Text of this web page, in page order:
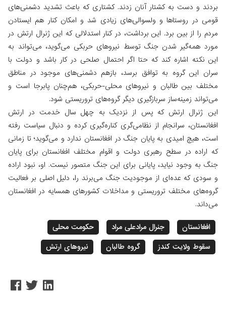
بردند و دست به کشتار آنان زدند. کشتاری که باعث تشدید دشمنی‌های
قومی در روستاها و ولسوالی‌های زیادی شد و امکان کنار هم ایستادن
مردم را از بین برد. این برداشت، در کنار استدلالی که این ژنرال ارتش در
مورد همه‌گیر شدن جنگ توسط نیروهای حربکی می‌گوید، می‌تواند به
این نکته اشاره کند که حتا اگر احتمال صلحی در کار باشد و دولت با
سران این گروه به توافق برسد، بازهم دشمنی‌های موجود در مناطق
مختلف بین طالبان و نیروهای محلی-حربکی، هم‌چنان پابرجا است و
می‌تواند زمینه‌ساز سربازگیری دیگر گروه‌های تروریستی شود.
این ژنرال ارتش که پس از نزدیک به چهل سال خدمت در ارتش
افغانستان، سرانجام از نظامی‌گری کناره‌گیری کرده و دنبال سیاست رفته
است، هیچ امیدی به پایان جنگ در افغانستان ندارد و می‌گوید؛ تا زمانی
که اراده در سطح رهبری دولت و اقوام مختلف افغانستان برای پایان
جنگ به وجود نیاید، پایانی برای این جنگ متصور نیست. او، نبود اراده
و سودی که عده‌ای از موجودیت جنگ می‌برند را، دلیل اصلی بر فعالیت‌
گروه‌های مختلف تروریستی و مداخلات کشورهای همسایه در افغانستان
می‌داند.
افغانستان جنرال مرادعلی مراد
حکومت محلی
سقوط ولایت کندز
گروه طالبان نیروهای ارتش